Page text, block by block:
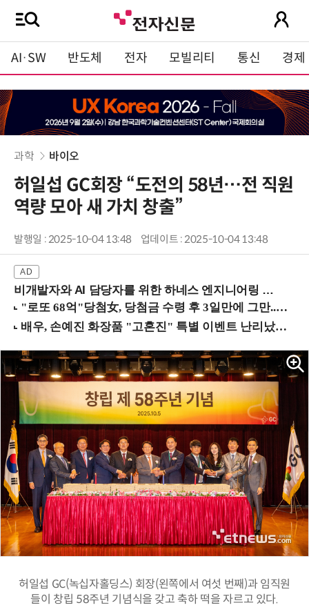
AI·SW 반도체 전자 모빌리티 통신 경제
과학 바이오
허일섭 GC회장 “도전의 58년…전 직원
역량 모아 새 가치 창출”
발행일 : 2025-10-04 13:48 업데이트 : 2025-10-04 13:48
비개발자와 AI 담당자를 위한 하네스 엔지니어링 입문과정 (8/20 신논현역)
허일섭 GC(녹십자홀딩스) 회장(왼쪽에서 여섯 번째)과 임직원
들이 창립 58주년 기념식을 갖고 축하 떡을 자르고 있다.